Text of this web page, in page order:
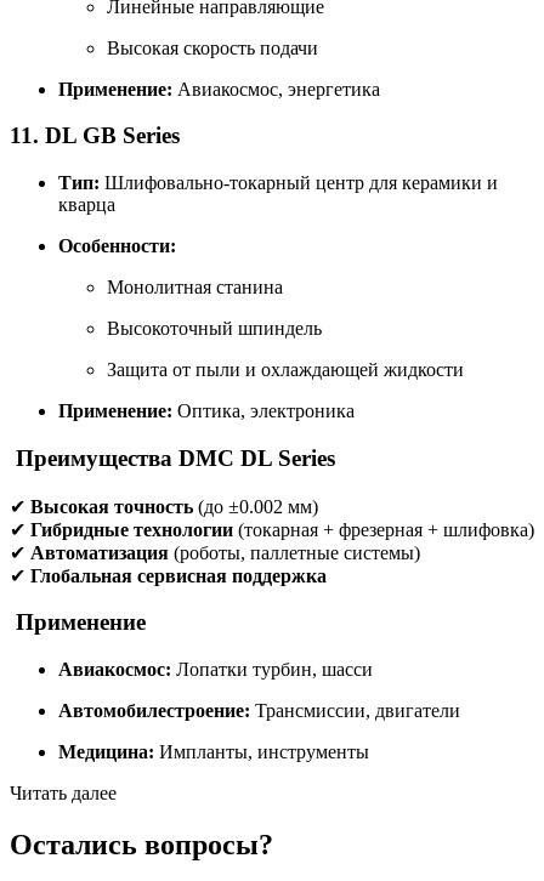
Линейные направляющие
Высокая скорость подачи
Применение: Авиакосмос, энергетика
11. DL GB Series
Тип: Шлифовально-токарный центр для керамики и
кварца
Особенности:
Монолитная станина
Высокоточный шпиндель
Защита от пыли и охлаждающей жидкости
Применение: Оптика, электроника
Преимущества DMC DL Series
✔ Высокая точность (до ±0.002 мм)
✔ Гибридные технологии (токарная + фрезерная + шлифовка)
✔ Автоматизация (роботы, паллетные системы)
✔ Глобальная сервисная поддержка
Применение
Авиакосмос: Лопатки турбин, шасси
Автомобилестроение: Трансмиссии, двигатели
Медицина: Импланты, инструменты
Читать далее
Остались вопросы?